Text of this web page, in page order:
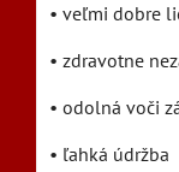
• veľmi dobre
• zdravotne
• odolná voči
• ľahká údržba